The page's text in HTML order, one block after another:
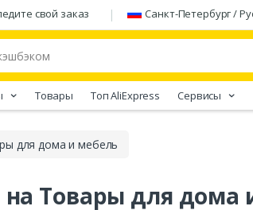
свой заказ Санкт-Петербург /
Товары Tоп AliExpress Сервисы
для дома и мебель
Товары для дома